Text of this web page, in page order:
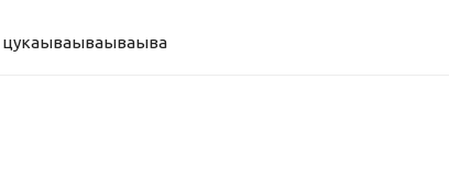
цукаываываываыва